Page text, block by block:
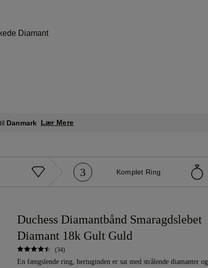
Diamant
Danmark Lær Mere
3 Komplet Ring
Duchess Diamantbånd Smaragdslebet
Diamant 18k Gult Guld
(34)
En fængslende ring, hertuginden er sat med strålende diamanter og